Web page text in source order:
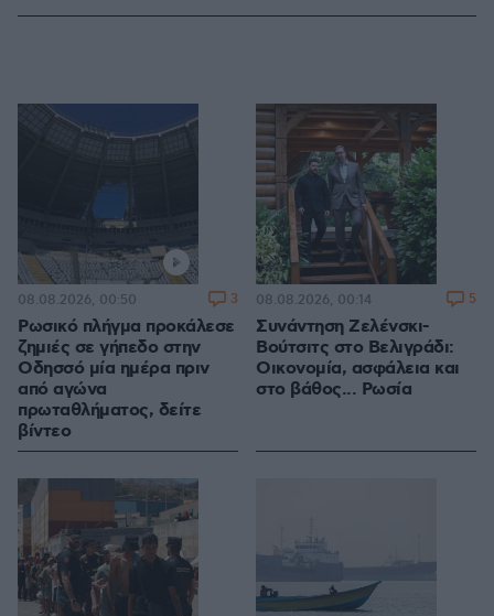
Ρωσικό πλήγμα προκάλεσε
ζημιές σε γήπεδο στην
Οδησσό μία ημέρα πριν
από αγώνα
πρωταθλήματος, δείτε
βίντεο
08.08.2026, 00:50 3
Συνάντηση Ζελένσκι-
Βούτσιτς στο Βελιγράδι:
Οικονομία, ασφάλεια και
στο βάθος... Ρωσία
08.08.2026, 00:14 5